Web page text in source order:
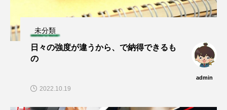
未分類
日々の強度が違うから、で納得できるも
の
admin
2022.10.19